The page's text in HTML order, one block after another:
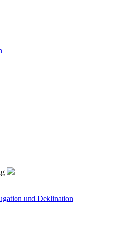
und Deklination